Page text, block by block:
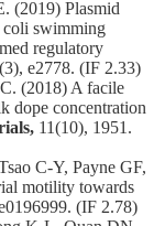
(2019) Plasmid
coli swimming
regulatory
e2778. (IF 2.33)
(2018) A facile
dope concentration
11(10), 1951.
C-Y, Payne GF,
motility towards
(IF 2.78)